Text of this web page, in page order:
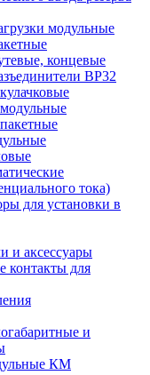
модульные
концевые
ВР32
тока)
для установки в
и аксессуары
контакты для
и
КМ